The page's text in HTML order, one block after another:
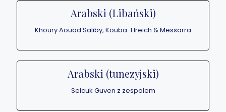
Arabski (Libański)
Khoury Aouad Saliby, Kouba-Hreich & Messarra
Arabski (tunezyjski)
Selcuk Guven z zespołem